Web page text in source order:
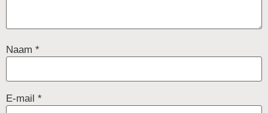
Naam *
E-mail *